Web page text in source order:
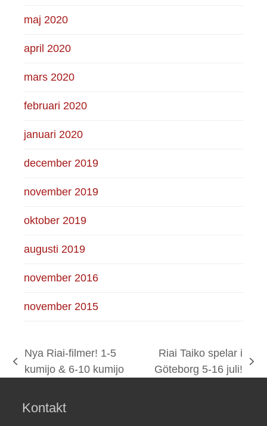
maj 2020
april 2020
mars 2020
februari 2020
januari 2020
december 2019
november 2019
oktober 2019
augusti 2019
november 2016
november 2015
previous
Nya Riai-filmer! 1-5
kumijo & 6-10 kumijo
next
Riai Taiko spelar i
Göteborg 5-16 juli!
Kontakt